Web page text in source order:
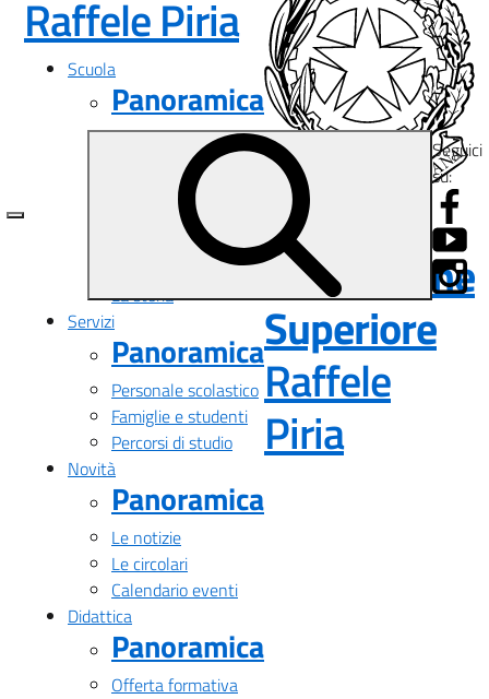
Raffele Piria— Visita la
Scuola
Panoramica
Presentazione
Le persone
I numeri della scuola
Le carte della scuola
Organizzazione
La storia
Servizi
Panoramica
Personale scolastico
Famiglie e studenti
Percorsi di studio
Novità
Panoramica
Le notizie
Le circolari
Calendario eventi
Didattica
Panoramica
Offerta formativa
Istituto
d'Istruzione
Superiore
Raffele
Piria—
Seguici
su: